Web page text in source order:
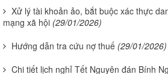
Xử lý tài khoản ảo, bắt buộc xác thực
mạng xã hội (29/01/2026)
Hướng dẫn tra cứu nợ thuế (29/01/2026)
Chi tiết lịch nghỉ Tết Nguyên đán Bính